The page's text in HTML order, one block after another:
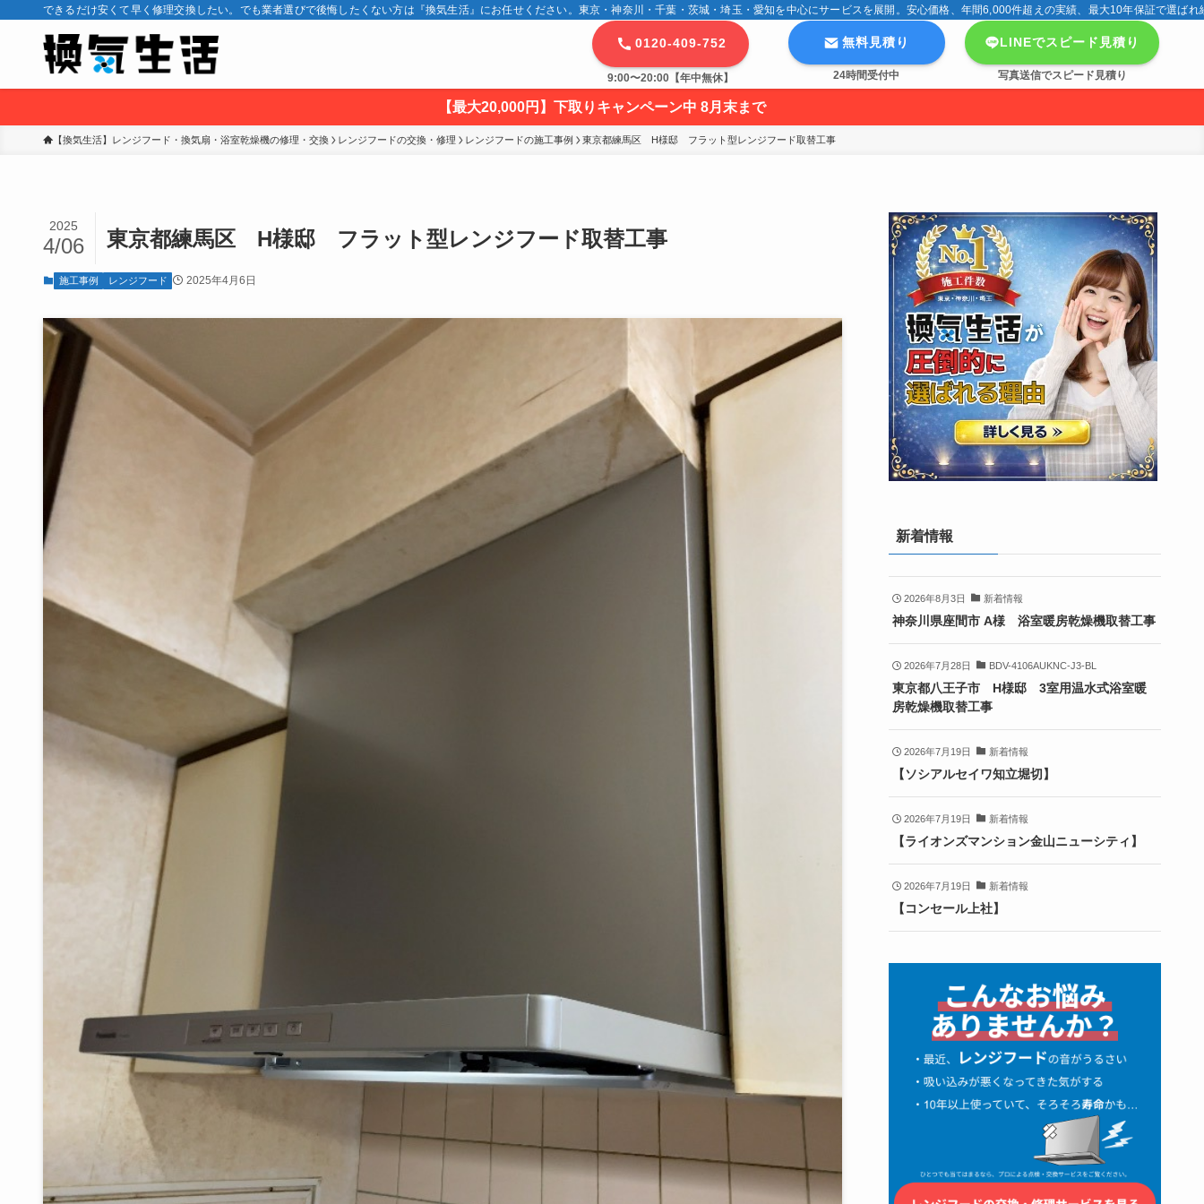
できるだけ安くて早く修理交換したい。でも業者選びで後悔したくない方は『換気生活』にお任せください。東京・神奈川・千葉・茨城・埼玉・愛知を中心にサービスを展開。安心価格、年間6,000件超えの実績、最大10年保証で選ばれ
0120-409-752
9:00〜20:00【年中無休】
無料見積り
24時間受付中
LINEでスピード見積り
写真送信でスピード見積り
【最大20,000円】下取りキャンペーン中 8月末まで
【換気生活】レンジフード・換気扇・浴室乾燥機の修理・交換 レンジフードの交換・修理 レンジフードの施工事例 東京都練馬区　H様邸　フラット型レンジフード取替工事
東京都練馬区 H様邸 フラット型レンジフード取替工事
2025
4/06
施工事例 レンジフード 2025年4月6日
新着情報
2026年8月3日 新着情報
神奈川県座間市 A様 浴室暖房乾燥機取替工事
2026年7月28日 BDV-4106AUKNC-J3-BL
東京都八王子市 H様邸 3室用温水式浴室暖
房乾燥機取替工事
2026年7月19日 新着情報
【ソシアルセイワ知立堀切】
2026年7月19日 新着情報
【ライオンズマンション金山ニューシティ】
2026年7月19日 新着情報
【コンセール上社】